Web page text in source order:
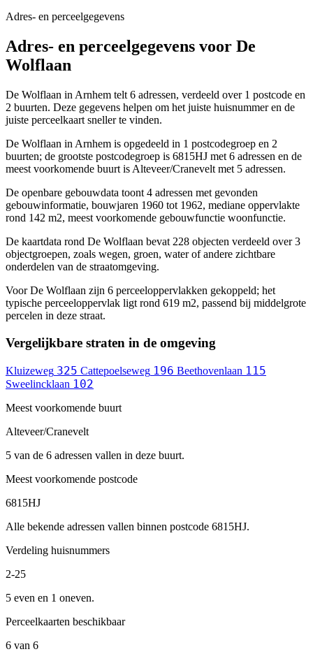
Adres- en perceelgegevens
Adres- en perceelgegevens voor De
Wolflaan
De Wolflaan in Arnhem telt 6 adressen, verdeeld over 1 postcode en
2 buurten. Deze gegevens helpen om het juiste huisnummer en de
juiste perceelkaart sneller te vinden.
De Wolflaan in Arnhem is opgedeeld in 1 postcodegroep en 2
buurten; de grootste postcodegroep is 6815HJ met 6 adressen en de
meest voorkomende buurt is Alteveer/Cranevelt met 5 adressen.
De openbare gebouwdata toont 4 adressen met gevonden
gebouwinformatie, bouwjaren 1960 tot 1962, mediane oppervlakte
rond 142 m2, meest voorkomende gebouwfunctie woonfunctie.
De kaartdata rond De Wolflaan bevat 228 objecten verdeeld over 3
objectgroepen, zoals wegen, groen, water of andere zichtbare
onderdelen van de straatomgeving.
Voor De Wolflaan zijn 6 perceeloppervlakken gekoppeld; het
typische perceeloppervlak ligt rond 619 m2, passend bij middelgrote
percelen in deze straat.
Vergelijkbare straten in de omgeving
Kluizeweg 325 Cattepoelseweg 196 Beethovenlaan 115
Sweelincklaan 102
Meest voorkomende buurt
Alteveer/Cranevelt
5 van de 6 adressen vallen in deze buurt.
Meest voorkomende postcode
6815HJ
Alle bekende adressen vallen binnen postcode 6815HJ.
Verdeling huisnummers
2-25
5 even en 1 oneven.
Perceelkaarten beschikbaar
6 van 6